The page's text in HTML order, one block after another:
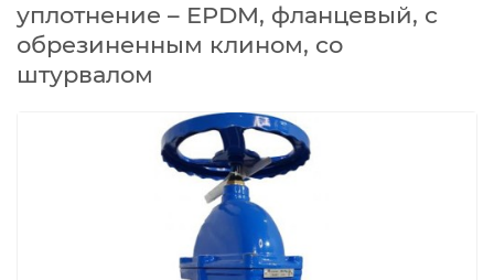
уплотнение – EPDM, фланцевый, с
обрезиненным клином, со
штурвалом